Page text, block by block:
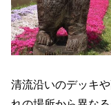
清流沿いのデッキ